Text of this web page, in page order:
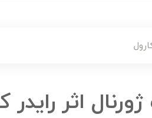
اثر رایدر